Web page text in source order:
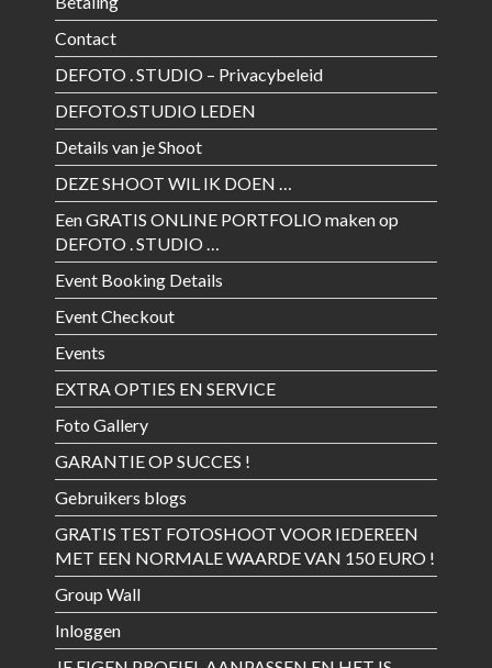
Contact
DEFOTO . STUDIO – Privacybeleid
DEFOTO.STUDIO LEDEN
Details van je Shoot
DEZE SHOOT WIL IK DOEN …
Een GRATIS ONLINE PORTFOLIO maken op
DEFOTO . STUDIO …
Event Booking Details
Event Checkout
Events
EXTRA OPTIES EN SERVICE
Foto Gallery
GARANTIE OP SUCCES !
Gebruikers blogs
GRATIS TEST FOTOSHOOT VOOR IEDEREEN
MET EEN NORMALE WAARDE VAN 150 EURO !
Group Wall
Inloggen